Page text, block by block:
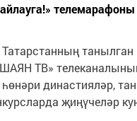
телемарафоны
танылган
ТВ»
династияләр,
җиңүчеләр